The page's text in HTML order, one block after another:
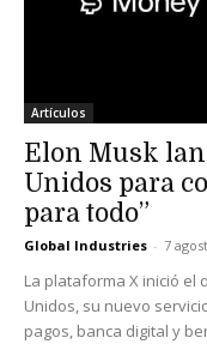
Artículos
Elon Musk
Unidos para
para todo”
Global Industries - 7
La plataforma X inició el
Unidos, su nuevo
pagos, banca digital y